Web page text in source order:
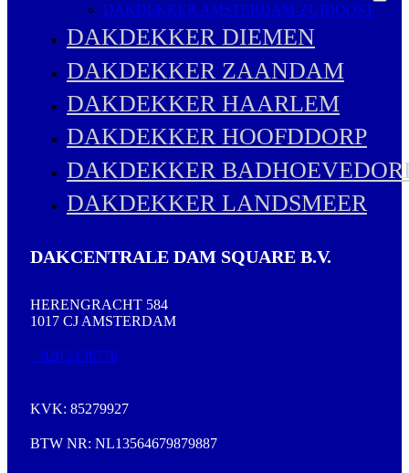
DAKDEKKER AMSTERDAM-ZUIDOOST
DAKDEKKER DIEMEN
DAKDEKKER ZAANDAM
DAKDEKKER HAARLEM
DAKDEKKER HOOFDDORP
DAKDEKKER
DAKDEKKER LANDSMEER
DAKCENTRALE DAM SQUARE B.V.
HERENGRACHT 584
1017 CJ AMSTERDAM
020 2136776
KVK: 85279927
BTW NR: NL13564679879887